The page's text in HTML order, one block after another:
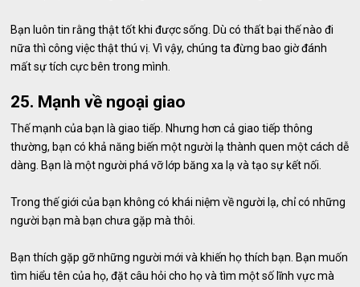
Bạn luôn tin rằng thật tốt khi được sống. Dù có thất bại thế nào đi
nữa thì công việc thật thú vị. Vì vậy, chúng ta đừng bao giờ đánh
mất sự tích cực bên trong mình.
25. Mạnh về ngoại giao
Thế mạnh của bạn là giao tiếp. Nhưng hơn cả giao tiếp thông
thường, bạn có khả năng biến một người lạ thành quen một cách dễ
dàng. Bạn là một người phá vỡ lớp băng xa lạ và tạo sự kết nối.
Trong thế giới của bạn không có khái niệm về người lạ, chỉ có những
người bạn mà bạn chưa gặp mà thôi.
Bạn thích gặp gỡ những người mới và khiến họ thích bạn. Bạn muốn
tìm hiểu tên của họ, đặt câu hỏi cho họ và tìm một số lĩnh vực mà